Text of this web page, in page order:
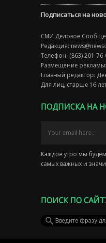
Подписаться на
СМИ Деловое
Редакция:
Телефон: (863) 201-
Размещение рекламы:
Главный редактор:
Для лиц, старше 16
ПОДПИСКА НА
Каждое утро мы
самых важных и
ПОИСК ПО